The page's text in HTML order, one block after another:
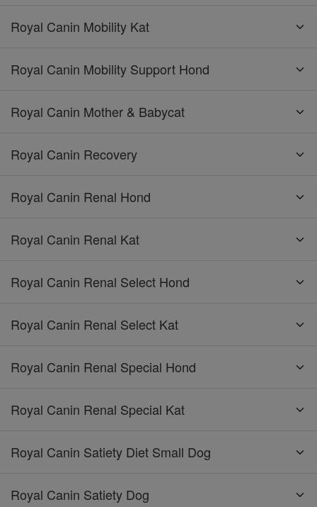
Royal Canin Mobility Kat
Royal Canin Mobility Support Hond
Royal Canin Mother & Babycat
Royal Canin Recovery
Royal Canin Renal Hond
Royal Canin Renal Kat
Royal Canin Renal Select Hond
Royal Canin Renal Select Kat
Royal Canin Renal Special Hond
Royal Canin Renal Special Kat
Royal Canin Satiety Diet Small Dog
Royal Canin Satiety Dog